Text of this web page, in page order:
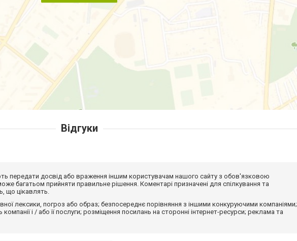
Відгуки
передати досвід або враження іншим користувачам нашого сайту з обов'язковою
багатьом прийняти правильне рішення. Коментарі призначені для спілкування та
що цікавлять.
лексики, погроз або образ; безпосереднє порівняння з іншими конкуруючими компаніями;
і / або її послуги; розміщення посилань на сторонні інтернет-ресурси; реклама та